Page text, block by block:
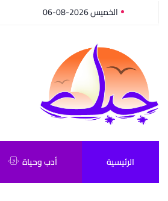
الخميس 2026-08-06
الرئيسية أدب وحياة